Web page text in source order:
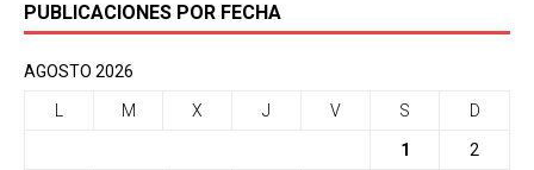
PUBLICACIONES POR FECHA
AGOSTO 2026
L M X J V S D
1 2